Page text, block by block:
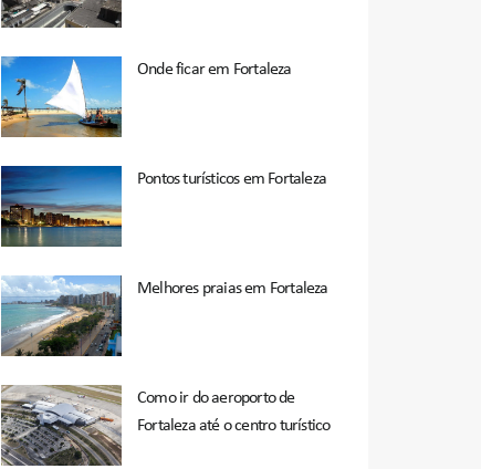
Onde ficar em Fortaleza
Pontos turísticos em Fortaleza
Melhores praias em Fortaleza
Como ir do aeroporto de
Fortaleza até o centro turístico